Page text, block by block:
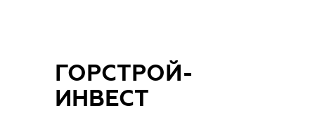
ГОРСТРОЙ-
ИНВЕСТ